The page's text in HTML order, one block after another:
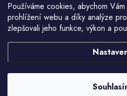
Používáme cookies, abychom
prohlížení webu a díky analýze
zlepšovali jeho funkce, výkon a
HELENA MINAŘÍKOVÁ
5.8.2026
Je sice větší ale vypadá dobře
Ivana Mimrackova
4.8.2026